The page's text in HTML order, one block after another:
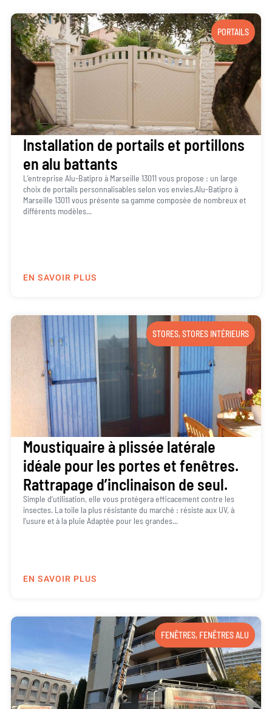
PORTAILS
Installation de portails et portillons
en alu battants
L’entreprise Alu-Batipro à Marseille 13011 vous propose : un large
choix de portails personnalisables selon vos envies.Alu-Batipro à
Marseille 13011 vous présente sa gamme composée de nombreux et
différents modèles...
EN SAVOIR PLUS
STORES,STORES INTÉRIEURS
Moustiquaire à plissée latérale
idéale pour les portes et fenêtres.
Rattrapage d’inclinaison de seul.
Simple d’utilisation, elle vous protégera efficacement contre les
insectes. La toile la plus résistante du marché : résiste aux UV, à
l’usure et à la pluie Adaptée pour les grandes...
EN SAVOIR PLUS
FENÊTRES, FENÊTRES ALU